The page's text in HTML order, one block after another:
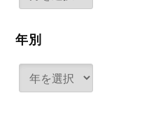
年別